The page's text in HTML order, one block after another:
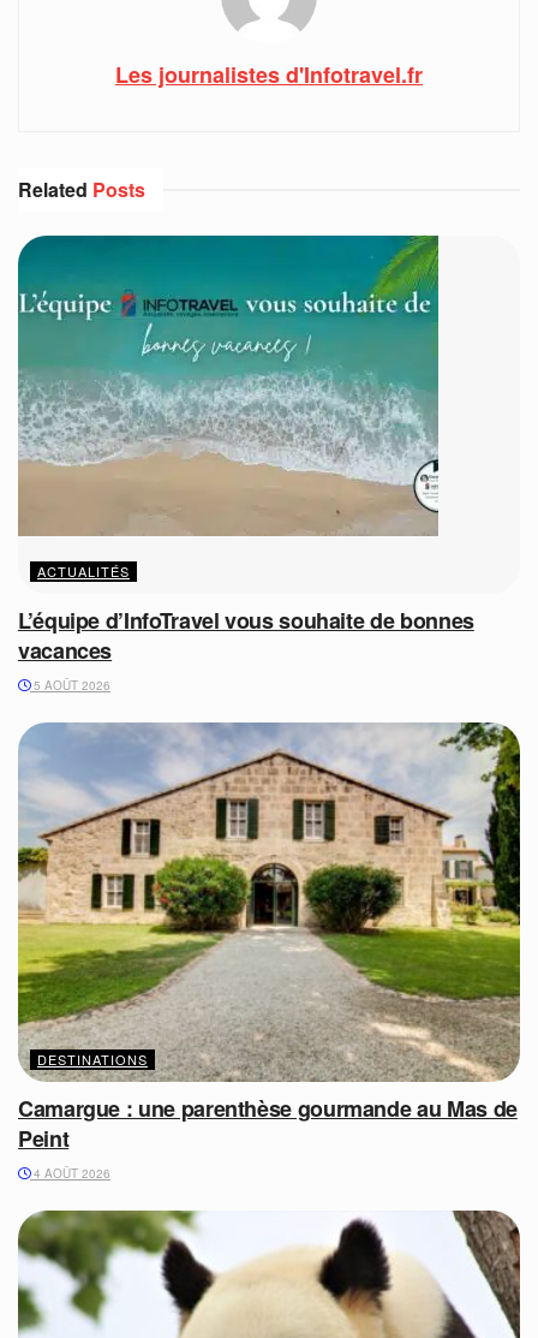
Les journalistes d'Infotravel.fr
Related Posts
ACTUALITÉS
L’équipe d’InfoTravel vous souhaite de bonnes
vacances
5 AOÛT 2026
DESTINATIONS
Camargue : une parenthèse gourmande au Mas de
Peint
4 AOÛT 2026